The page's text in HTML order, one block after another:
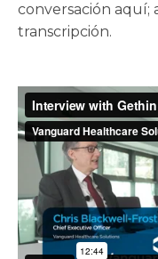
conversación aquí;
transcripción.